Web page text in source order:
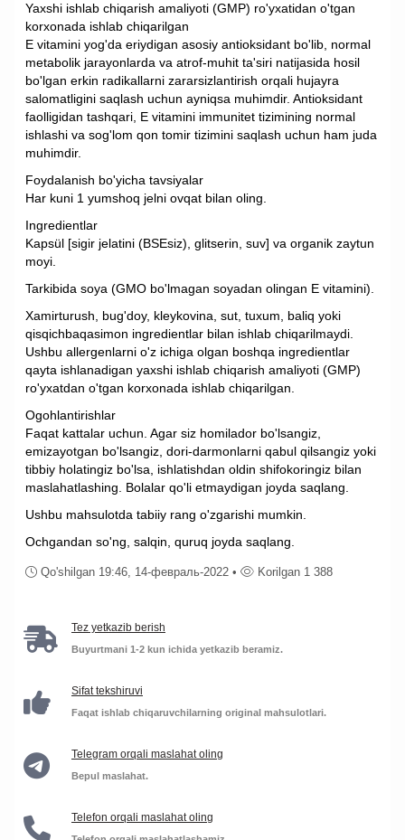
Yaxshi ishlab chiqarish amaliyoti (GMP) ro'yxatidan o'tgan
korxonada ishlab chiqarilgan
E vitamini yog'da eriydigan asosiy antioksidant bo'lib, normal
metabolik jarayonlarda va atrof-muhit ta'siri natijasida hosil
bo'lgan erkin radikallarni zararsizlantirish orqali hujayra
salomatligini saqlash uchun ayniqsa muhimdir. Antioksidant
faolligidan tashqari, E vitamini immunitet tizimining normal
ishlashi va sog'lom qon tomir tizimini saqlash uchun ham juda
muhimdir.
Foydalanish bo'yicha tavsiyalar
Har kuni 1 yumshoq jelni ovqat bilan oling.
Ingredientlar
Kapsül [sigir jelatini (BSEsiz), glitserin, suv] va organik zaytun
moyi.
Tarkibida soya (GMO bo'lmagan soyadan olingan E vitamini).
Xamirturush, bug'doy, kleykovina, sut, tuxum, baliq yoki
qisqichbaqasimon ingredientlar bilan ishlab chiqarilmaydi.
Ushbu allergenlarni o'z ichiga olgan boshqa ingredientlar
qayta ishlanadigan yaxshi ishlab chiqarish amaliyoti (GMP)
ro'yxatdan o'tgan korxonada ishlab chiqarilgan.
Ogohlantirishlar
Faqat kattalar uchun. Agar siz homilador bo'lsangiz,
emizayotgan bo'lsangiz, dori-darmonlarni qabul qilsangiz yoki
tibbiy holatingiz bo'lsa, ishlatishdan oldin shifokoringiz bilan
maslahatlashing. Bolalar qo'li etmaydigan joyda saqlang.
Ushbu mahsulotda tabiiy rang o'zgarishi mumkin.
Ochgandan so'ng, salqin, quruq joyda saqlang.
Qo'shilgan 19:46, 14-февраль-2022 • Korilgan 1 388
Tez yetkazib berish
Buyurtmani 1-2 kun ichida yetkazib beramiz.
Sifat tekshiruvi
Faqat ishlab chiqaruvchilarning original mahsulotlari.
Telegram orqali maslahat oling
Bepul maslahat.
Telefon orqali maslahat oling